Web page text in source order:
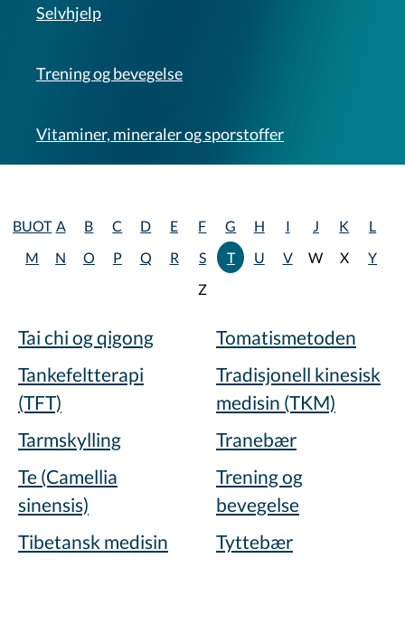
Selvhjelp
Trening og bevegelse
Vitaminer, mineraler og sporstoffer
BUOT A B C D E F G H I J K
L
M
N O P Q R S T U V W X
Y
Z
Tai chi og qigong
Tankefeltterapi
(TFT)
Tarmskylling
Te (Camellia
sinensis)
Tibetansk medisin
Tomatismetoden
Tradisjonell kinesisk
medisin (TKM)
Tranebær
Trening og
bevegelse
Tyttebær